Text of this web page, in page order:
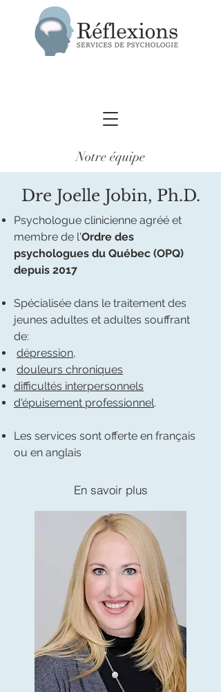
Notre équipe
Dre Joelle Jobin, Ph.D.
Psychologue clinicienne agréé et
membre de l'Ordre des
psychologues du Québec (OPQ)
depuis 2017
Spécialisée dans le traitement des
jeunes adultes et adultes souffrant
de:
dépression,
douleurs chroniques
difficultés interpersonnels
d'épuisement professionnel.
Les services sont offerte en français
ou en anglais
En savoir plus